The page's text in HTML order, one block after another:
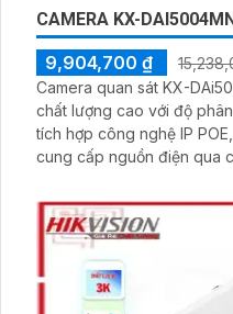
CAMERA KX-
9,904,700 ₫
Camera quan sát KX-
chất lượng cao với độ phân giải 5.0
tích hợp công nghệ IP
cung cấp nguồn điện qua
ngoại 40m, giúp giám sát
kiện thiếu sáng